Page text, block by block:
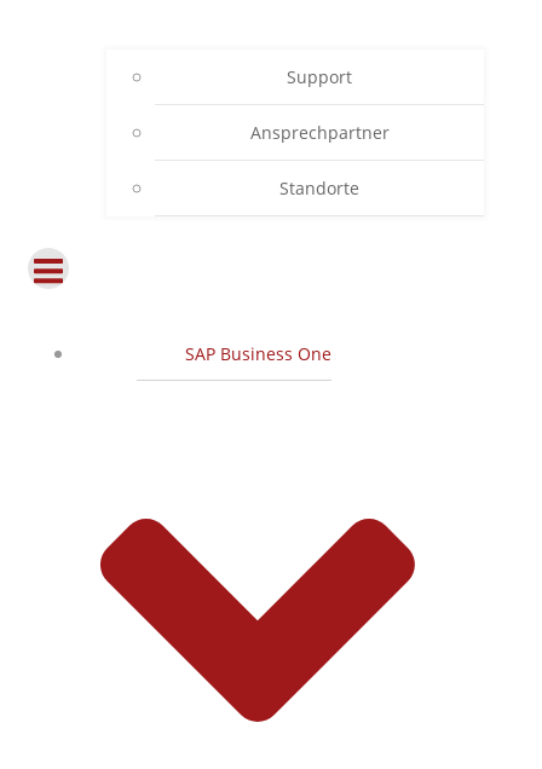
Support
Ansprechpartner
Standorte
SAP Business One